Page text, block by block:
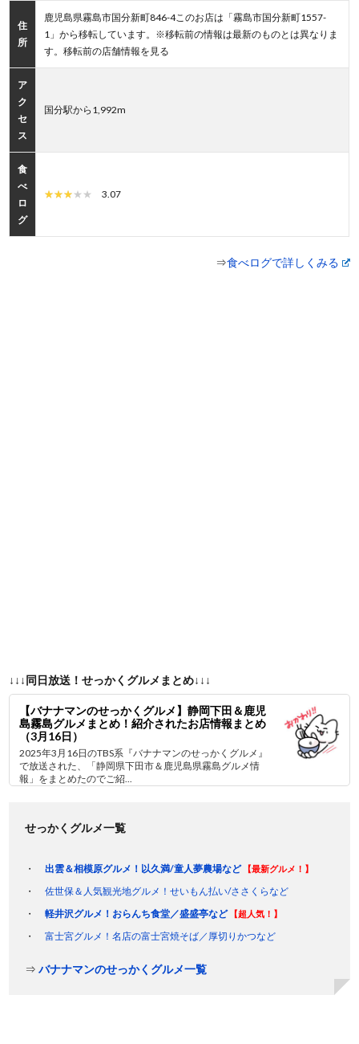
住
所
鹿児島県霧島市国分新町846-4このお店は「霧島市国分新町1557-
1」から移転しています。※移転前の情報は最新のものとは異なりま
す。移転前の店舗情報を見る
ア
ク
セ
ス
国分駅から1,992m
食
べ
ロ
グ
3.07
⇒食べログで詳しくみる
↓↓↓同日放送！せっかくグルメまとめ↓↓↓
【バナナマンのせっかくグルメ】静岡下田＆鹿児
島霧島グルメまとめ！紹介されたお店情報まとめ
（3月16日）
2025年3月16日のTBS系『バナナマンのせっかくグルメ』
で放送された、「静岡県下田市＆鹿児島県霧島グルメ情
報」をまとめたのでご紹...
せっかくグルメ一覧
出雲＆相模原グルメ！以久満/童人夢農場など 【最新グルメ！】
佐世保＆人気観光地グルメ！せいもん払い/ささくらなど
軽井沢グルメ！おらんち食堂／盛盛亭など
【超人気！】
富士宮グルメ！名店の富士宮焼そば／厚切りかつなど
⇒バナナマンのせっかくグルメ一覧